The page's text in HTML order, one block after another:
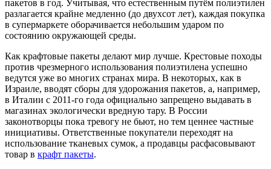
пакетов в год. Учитывая, что естественным путём полиэтилен
разлагается крайне медленно (до двухсот лет), каждая покупка
в супермаркете оборачивается небольшим ударом по
состоянию окружающей среды.
Как крафтовые пакеты делают мир лучше. Крестовые походы
против чрезмерного использования полиэтилена успешно
ведутся уже во многих странах мира. В некоторых, как в
Израиле, вводят сборы для удорожания пакетов, а, например,
в Италии с 2011-го года официально запрещено выдавать в
магазинах экологически вредную тару. В России
законотворцы пока тревогу не бьют, но тем ценнее частные
инициативы. Ответственные покупатели переходят на
использование тканевых сумок, а продавцы расфасовывают
товар в крафт пакеты.